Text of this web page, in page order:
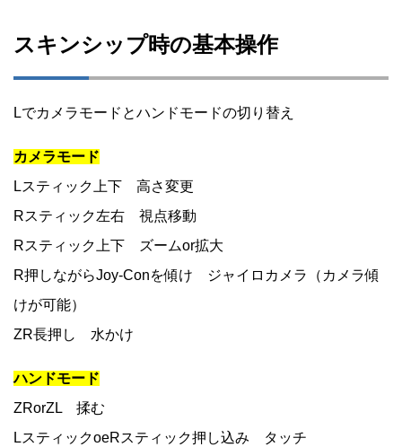
スキンシップ時の基本操作
Lでカメラモードとハンドモードの切り替え
カメラモード
Lスティック上下 高さ変更
Rスティック左右 視点移動
Rスティック上下 ズームor拡大
R押しながらJoy-Conを傾け ジャイロカメラ（カメラ傾
けが可能）
ZR長押し 水かけ
ハンドモード
ZRorZL 揉む
LスティックoeRスティック押し込み タッチ